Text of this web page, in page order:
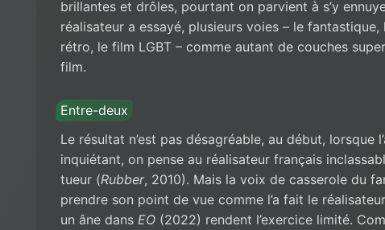
brillantes et drôles, pourtant on parvient à s’y
réalisateur a essayé, plusieurs voies – le fantastique,
rétro, le film LGBT – comme autant de couches
film.
Entre-deux
Le résultat n’est pas désagréable, au début, lorsque
inquiétant, on pense au réalisateur français
tueur (Rubber, 2010). Mais la voix de casserole du
prendre son point de vue comme l’a fait le
un âne dans EO (2022) rendent l’exercice limité.